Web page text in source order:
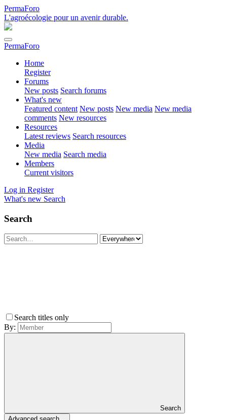
PermaForo
L'agroécologie pour un avenir durable.
PermaForo
Home
Register
Forums
New posts Search forums
What's new
Featured content New posts New media New media
comments New resources
Resources
Latest reviews Search resources
Media
New media Search media
Members
Current visitors
Log in Register
What's new Search
Search
Search titles only
By:
Search